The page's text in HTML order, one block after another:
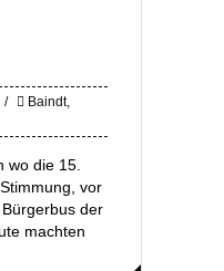
Baindt,
wo die 15.
vor
der
machten